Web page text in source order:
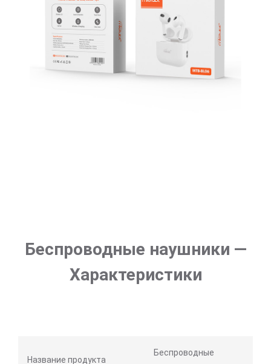
Беспроводные наушники —
Характеристики
Название продукта
Беспроводные